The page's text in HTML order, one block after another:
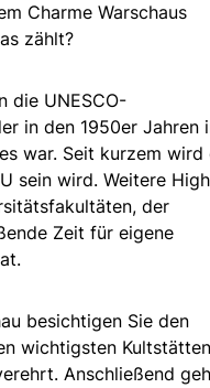
Charme Warschaus
zählt?
die UNESCO-
in den 1950er Jahren
war. Seit kurzem wird
sein wird. Weitere
der
Zeit für eigene
besichtigen Sie den
wichtigsten
Anschließend